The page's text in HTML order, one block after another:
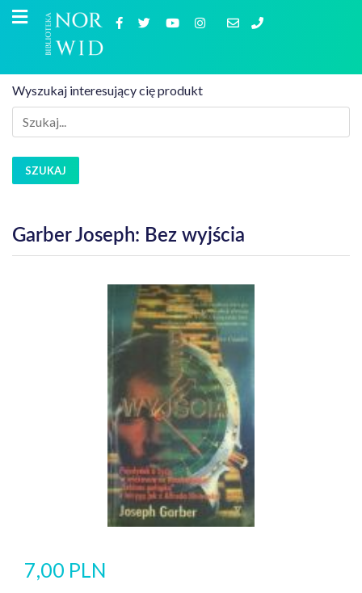
Wyszukaj interesujący cię produkt
SZUKAJ
Garber Joseph: Bez wyjścia
7,00 PLN